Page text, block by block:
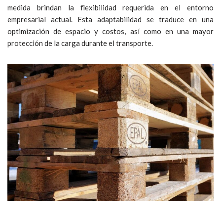
medida brindan la flexibilidad requerida en el entorno
empresarial actual. Esta adaptabilidad se traduce en una
optimización de espacio y costos, así como en una mayor
protección de la carga durante el transporte.